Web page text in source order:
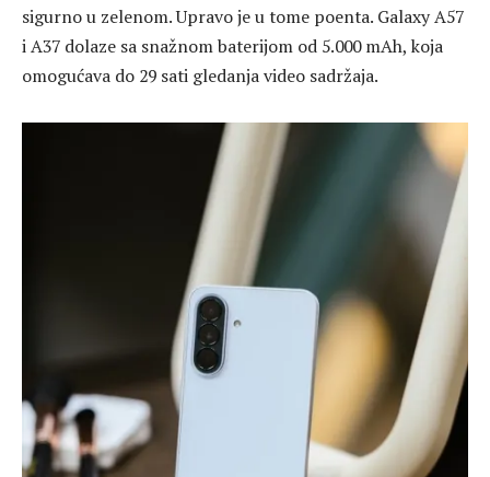
sigurno u zelenom. Upravo je u tome poenta. Galaxy A57
i A37 dolaze sa snažnom baterijom od 5.000 mAh, koja
omogućava do 29 sati gledanja video sadržaja.